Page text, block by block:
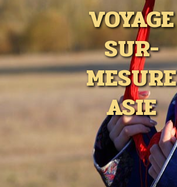
VOYAGE
SUR-
MESURE
ASIE